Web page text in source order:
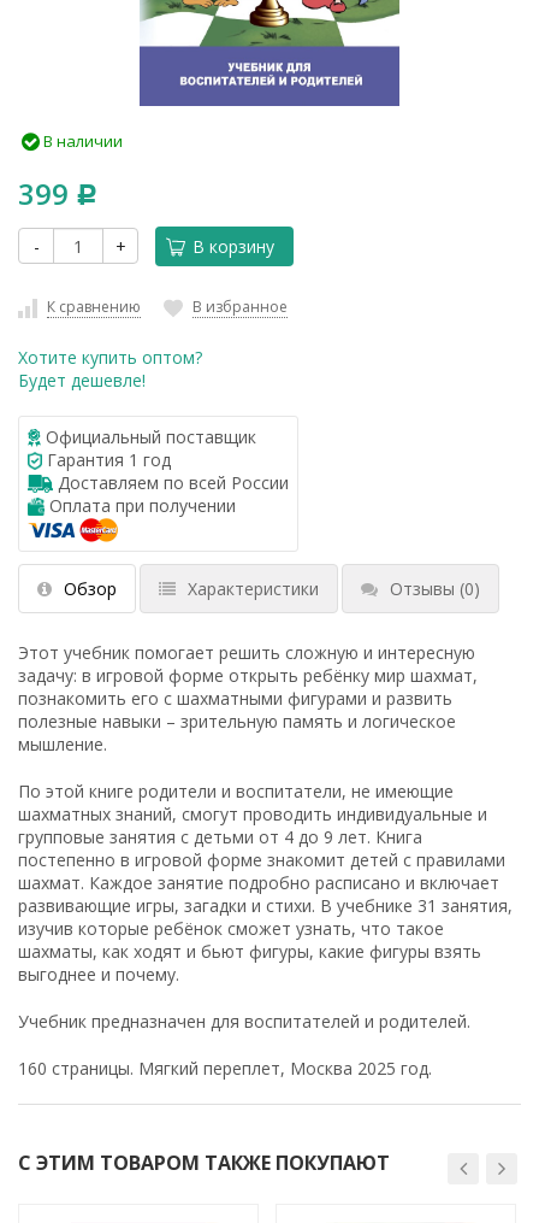
В наличии
399 Р
- + В корзину
К сравнению В избранное
Хотите купить оптом?
Будет дешевле!
Официальный поставщик
Гарантия 1 год
Доставляем по всей России
Оплата при получении
Обзор Характеристики Отзывы (0)
Этот учебник помогает решить сложную и интересную
задачу: в игровой форме открыть ребёнку мир шахмат,
познакомить его с шахматными фигурами и развить
полезные навыки – зрительную память и логическое
мышление.
По этой книге родители и воспитатели, не имеющие
шахматных знаний, смогут проводить индивидуальные и
групповые занятия с детьми от 4 до 9 лет. Книга
постепенно в игровой форме знакомит детей с правилами
шахмат. Каждое занятие подробно расписано и включает
развивающие игры, загадки и стихи. В учебнике 31 занятия,
изучив которые ребёнок сможет узнать, что такое
шахматы, как ходят и бьют фигуры, какие фигуры взять
выгоднее и почему.
Учебник предназначен для воспитателей и родителей.
160 страницы. Мягкий переплет, Москва 2025 год.
С ЭТИМ ТОВАРОМ ТАКЖЕ ПОКУПАЮТ